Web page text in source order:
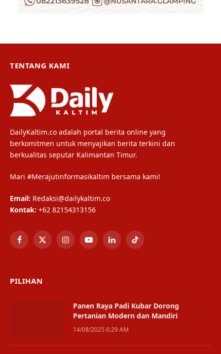
TENTANG KAMI
DailyKaltim.co adalah portal berita online yang
berkomitmen untuk menyajikan berita terkini dan
berkualitas seputar Kalimantan Timur.
Mari #Merajutinformasikaltim bersama kami!
Email: Redaksi@dailykaltim.co
Kontak: +62 82154313156
Facebook
X
InstagramYouTubeLinkedInTikTok
PILIHAN
Panen Raya Padi Kubar Dorong
Pertanian Modern dan Mandiri
14/08/2025 6:29 AM